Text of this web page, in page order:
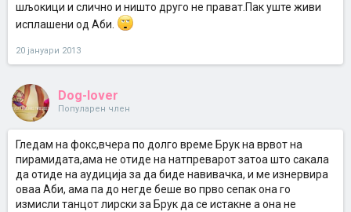
шљокици и слично и ништо друго не прават.Пак уште живи
исплашени од Аби.
20 јануари 2013
Dog-lover
Популарен член
Гледам на фокс,вчера по долго време Брук на врвот на
пирамидата,ама не отиде на натпреварот затоа што сакала
да отиде на аудиција за да биде навивачка, и ме изнервира
оваа Аби, ама па до негде беше во прво сепак она го
измисли танцот лирски за Брук да се истакне а она не